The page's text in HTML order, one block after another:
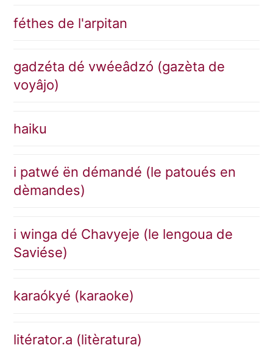
féthes de l'arpitan
gadzéta dé vwéeâdzó (gazèta de
voyâjo)
haiku
i patwé ën démandé (le patoués en
dèmandes)
i winga dé Chavyeje (le lengoua de
Saviése)
karaókyé (karaoke)
litérator.a (litèratura)